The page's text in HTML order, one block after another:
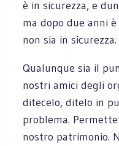
è in sicurezza, e
ma dopo due anni
non sia in
Qualunque sia il
nostri amici degli
ditecelo, ditelo in
problema.
nostro patrimonio.